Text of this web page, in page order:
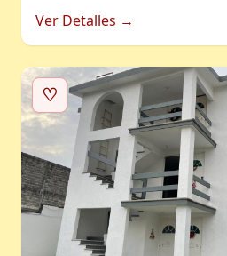
Ver Detalles →
♡